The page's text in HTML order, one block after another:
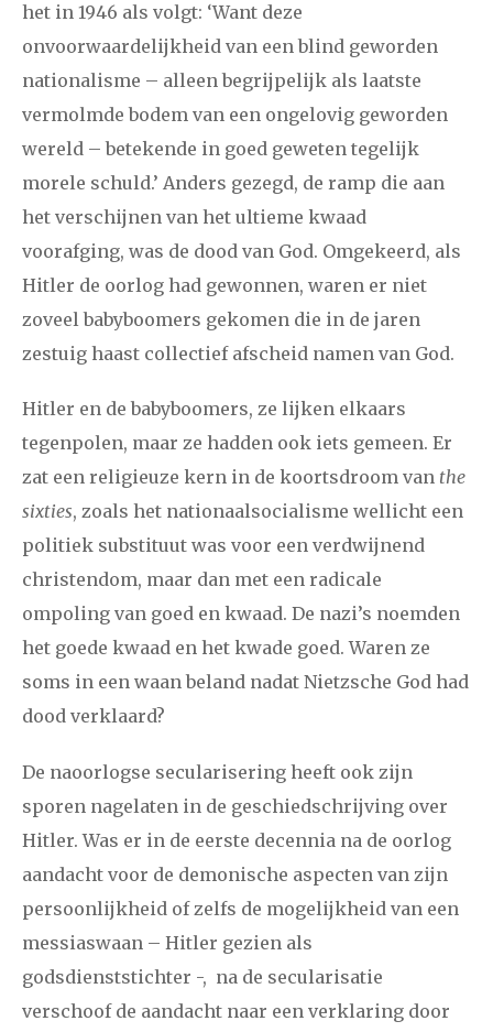
het in 1946 als volgt: ‘Want deze
onvoorwaardelijkheid van een blind geworden
nationalisme – alleen begrijpelijk als laatste
vermolmde bodem van een ongelovig geworden
wereld – betekende in goed geweten tegelijk
morele schuld.’ Anders gezegd, de ramp die aan
het verschijnen van het ultieme kwaad
voorafging, was de dood van God. Omgekeerd, als
Hitler de oorlog had gewonnen, waren er niet
zoveel babyboomers gekomen die in de jaren
zestuig haast collectief afscheid namen van God.
Hitler en de babyboomers, ze lijken elkaars
tegenpolen, maar ze hadden ook iets gemeen. Er
zat een religieuze kern in de koortsdroom van the
sixties, zoals het nationaalsocialisme wellicht een
politiek substituut was voor een verdwijnend
christendom, maar dan met een radicale
ompoling van goed en kwaad. De nazi’s noemden
het goede kwaad en het kwade goed. Waren ze
soms in een waan beland nadat Nietzsche God had
dood verklaard?
De naoorlogse secularisering heeft ook zijn
sporen nagelaten in de geschiedschrijving over
Hitler. Was er in de eerste decennia na de oorlog
aandacht voor de demonische aspecten van zijn
persoonlijkheid of zelfs de mogelijkheid van een
messiaswaan – Hitler gezien als
godsdienststichter -, na de secularisatie
verschoof de aandacht naar een verklaring door